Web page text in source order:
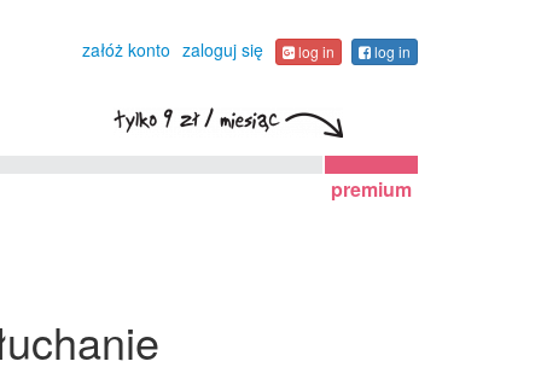
załóż konto zaloguj się log in log in
premium